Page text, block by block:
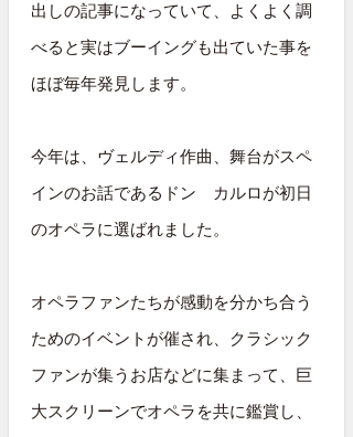
出しの記事になっていて、よくよく調
べると実はブーイングも出ていた事を
ほぼ毎年発見します。
今年は、ヴェルディ作曲、舞台がスペ
インのお話であるドン カルロが初日
のオペラに選ばれました。
オペラファンたちが感動を分かち合う
ためのイベントが催され、クラシック
ファンが集うお店などに集まって、巨
大スクリーンでオペラを共に鑑賞し、